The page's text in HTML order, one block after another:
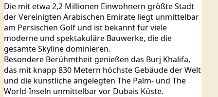
Die mit etwa 2,2 Millionen Einwohnern größte Stadt
der Vereinigten Arabischen Emirate liegt unmittelbar
am Persischen Golf und ist bekannt für viele
moderne und spektakuläre Bauwerke, die die
gesamte Skyline dominieren.
Besondere Berühmtheit genießen das Burj Khalifa,
das mit knapp 830 Metern höchste Gebäude der Welt
und die künstliche angelegten The Palm- und The
World-Inseln unmittelbar vor Dubais Küste.